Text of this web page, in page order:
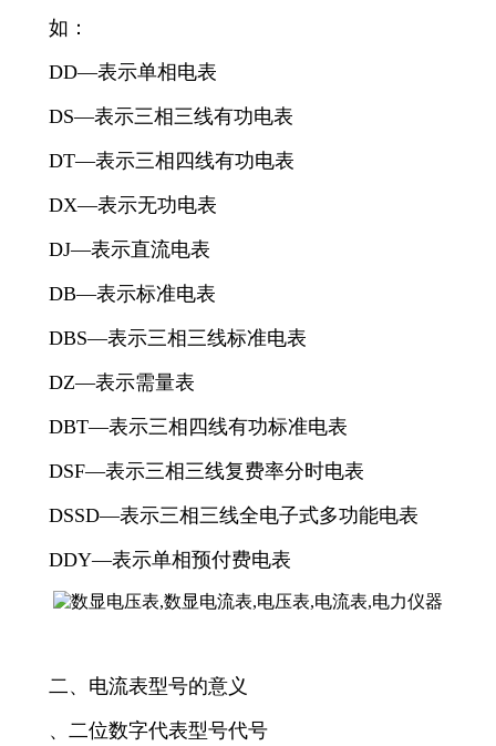
如：
DD—表示单相电表
DS—表示三相三线有功电表
DT—表示三相四线有功电表
DX—表示无功电表
DJ—表示直流电表
DB—表示标准电表
DBS—表示三相三线标准电表
DZ—表示需量表
DBT—表示三相四线有功标准电表
DSF—表示三相三线复费率分时电表
DSSD—表示三相三线全电子式多功能电表
DDY—表示单相预付费电表
二、电流表型号的意义
、二位数字代表型号代号